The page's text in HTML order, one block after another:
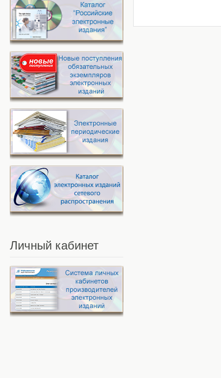
Личный кабинет